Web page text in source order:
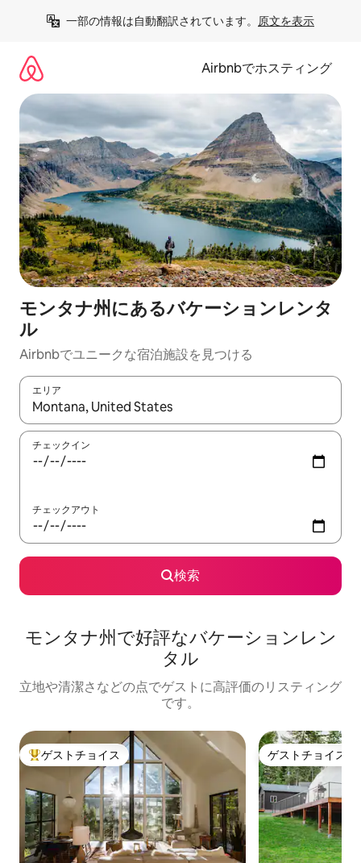
一部の情報は自動翻訳されています。 原文を表示
Airbnbでホスティング
モンタナ州にあるバケーションレンタ
ル
Airbnbでユニークな宿泊施設を見つける
エリア
検索結果が表示されたら、上下の矢印キーを使って移動するか
チェックイン
チェックアウト
検索
モンタナ州で好評なバケーションレン
タル
立地や清潔さなどの点でゲストに高評価のリスティング
です。
大好評のゲストチョイスです。
ゲストチョイス ゲストチョイス
ゲストチョイス